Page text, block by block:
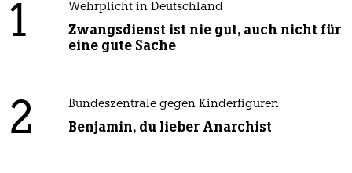
1 Wehrplicht in Deutschland
Zwangsdienst ist nie gut, auch nicht für
eine gute Sache
2 Bundeszentrale gegen Kinderfiguren
Benjamin, du lieber Anarchist